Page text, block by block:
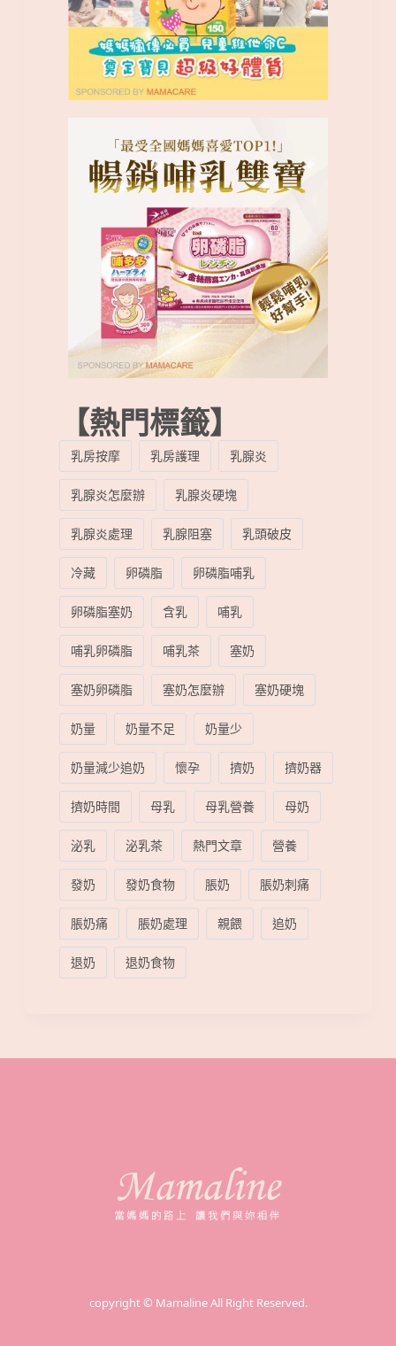
【熱門標籤】
乳房按摩 乳房護理
乳腺炎
乳腺炎怎麼辦
乳腺炎硬塊
乳腺炎處理
乳腺阻塞
乳頭破皮
冷藏
卵磷脂
卵磷脂哺乳
卵磷脂塞奶
含乳
哺乳
哺乳卵磷脂
哺乳茶
塞奶
塞奶卵磷脂
塞奶怎麼辦
塞奶硬塊
奶量
奶量不足
奶量少
奶量減少追奶
懷孕 擠奶
擠奶器
擠奶時間
母乳 母乳營養
母奶
泌乳
泌乳茶 熱門文章
營養
發奶
發奶食物 脹奶
脹奶刺痛
脹奶痛
脹奶處理 親餵
追奶
退奶
退奶食物
copyright © Mamaline All Right Reserved.